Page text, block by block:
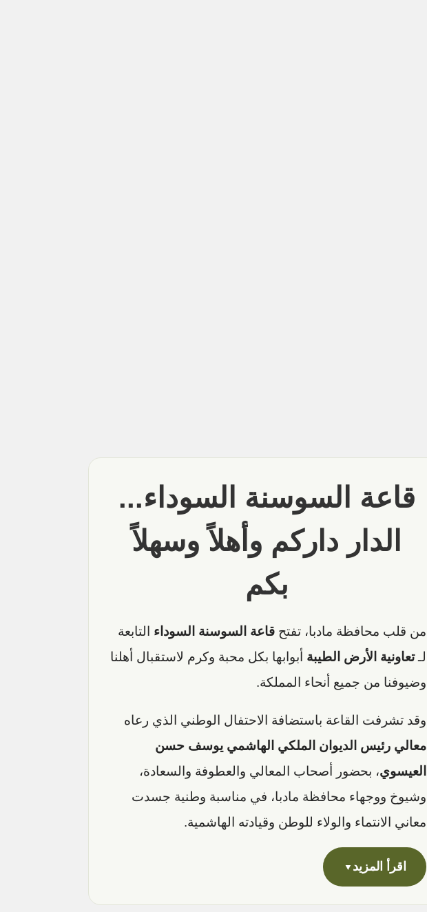
قاعة السوسنة السوداء...
الدار داركم وأهلاً وسهلاً
بكم
من قلب محافظة مادبا، تفتح قاعة السوسنة السوداء التابعة
لـتعاونية الأرض الطيبة أبوابها بكل محبة وكرم لاستقبال أهلنا
وضيوفنا من جميع أنحاء المملكة.
وقد تشرفت القاعة باستضافة الاحتفال الوطني الذي رعاه
معالي رئيس الديوان الملكي الهاشمي يوسف حسن
العيسوي، بحضور أصحاب المعالي والعطوفة والسعادة،
وشيوخ ووجهاء محافظة مادبا، في مناسبة وطنية جسدت
معاني الانتماء والولاء للوطن وقيادته الهاشمية.
اقرأ المزيد